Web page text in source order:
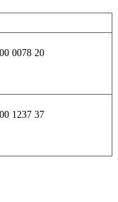
0078 20
1237 37